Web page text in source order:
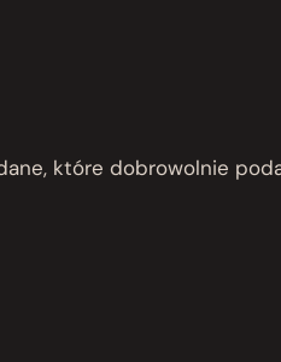
które dobrowolnie